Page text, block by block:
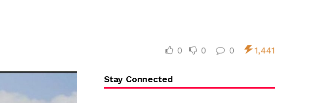
0 0 0 1,441
Stay Connected